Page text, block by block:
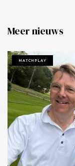
Meer nieuws
MATCHPLAY